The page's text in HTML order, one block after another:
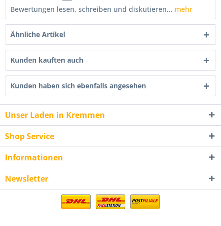
Bewertungen lesen, schreiben und diskutieren... mehr
Ähnliche Artikel
Kunden kauften auch
Kunden haben sich ebenfalls angesehen
Unser Laden in Kremmen
Shop Service
Informationen
Newsletter